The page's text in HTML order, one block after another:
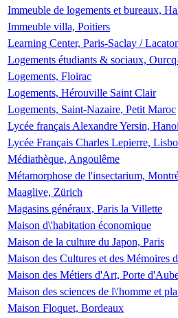
Immeuble de logements et bureaux,
Immeuble villa, Poitiers
Learning Center, Paris-Saclay /
Logements étudiants & sociaux,
Logements, Floirac
Logements, Hérouville Saint Clair
Logements, Saint-Nazaire, Petit Maroc
Lycée français Alexandre Yersin,
Lycée Français Charles Lepierre,
Médiathèque, Angoulême
Métamorphose de l'insectarium,
Maaglive, Zürich
Magasins généraux, Paris la Villette
Maison d\'habitation économique
Maison de la culture du Japon, Paris
Maison des Cultures et des Mémoires
Maison des Métiers d'Art, Porte
Maison des sciences de l\'homme et
Maison Floquet, Bordeaux